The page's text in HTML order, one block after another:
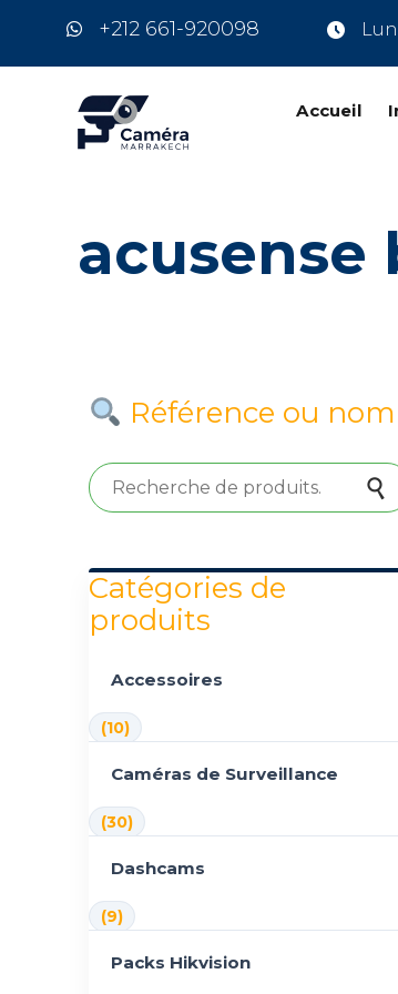
+212 661-920098
Accueil
acusense
Référence ou nom
Recherche pour :
Recherche
Catégories de
produits
Accessoires
(10)
Caméras de Surveillance
(30)
Dashcams
(9)
Packs Hikvision